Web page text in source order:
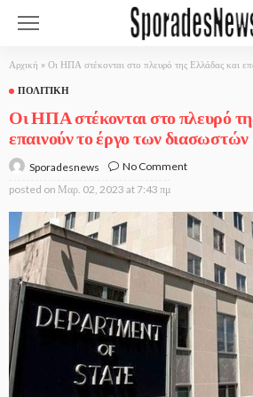
Αρχική » Οι ΗΠΑ στέκονται στο πλευρό της Ελλάδας και
ΠΟΛΙΤΙΚΉ
Οι ΗΠΑ στέκονται στο πλευρό
επαινούν το έργο των διασωστών
Sporadesnews
No Comment
posted on Μαρ. 02, 2023 at 7:43 πμ